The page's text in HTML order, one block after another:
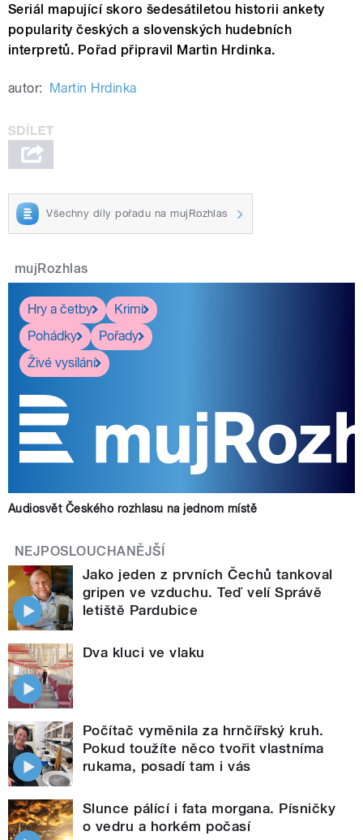
Seriál mapující skoro šedesátiletou historii ankety
popularity českých a slovenských hudebních
interpretů. Pořad připravil Martin Hrdinka.
autor: Martin Hrdinka
Všechny díly pořadu na mujRozhlas
mujRozhlas
Hry a četby
Krimi
Pohádky
Pořady
Živé vysílání
Audiosvět Českého rozhlasu na jednom místě
NEJPOSLOUCHANĚJŠÍ
Jako jeden z prvních Čechů tankoval
gripen ve vzduchu. Teď velí Správě
letiště Pardubice
Dva kluci ve vlaku
Počítač vyměnila za hrnčířský kruh.
Pokud toužíte něco tvořit vlastníma
rukama, posadí tam i vás
Slunce pálící i fata morgana. Písničky
o vedru a horkém počasí